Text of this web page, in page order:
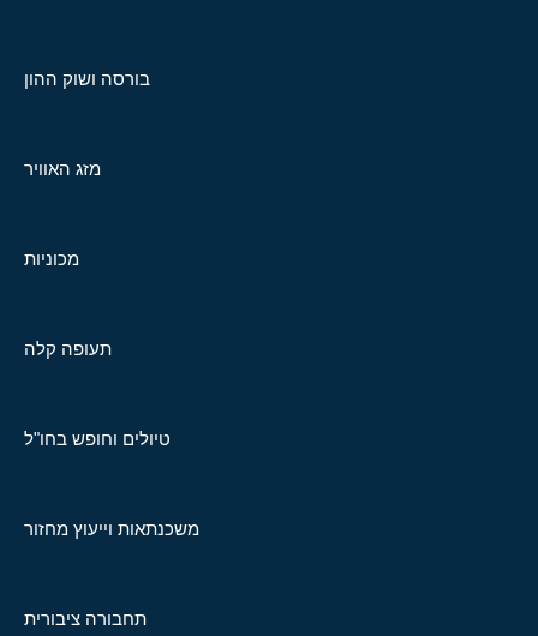
בורסה ושוק ההון
מזג האוויר
מכוניות
תעופה קלה
טיולים וחופש בחו"ל
משכנתאות וייעוץ מחזור
תחבורה ציבורית